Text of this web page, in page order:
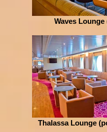
Waves Lounge
Thalassa Lounge